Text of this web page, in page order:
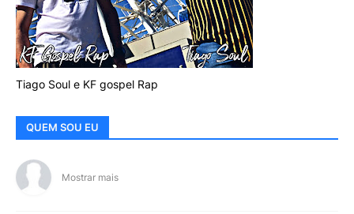
Tiago Soul e KF gospel Rap
QUEM SOU EU
Mostrar mais